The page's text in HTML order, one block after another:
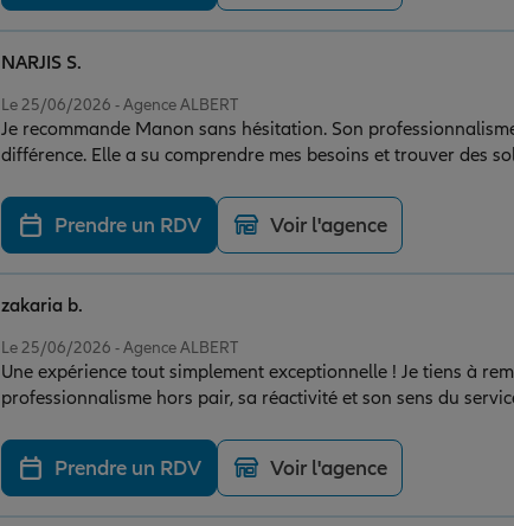
Le 25/06/2026 - Agence ALBERT
Je recommande Manon sans hésitation. Son
différence. Elle a su comprendre mes besoins et trouver des
NARJIS S.
Prendre un RDV Voir l'agence
Le 25/06/2026 - Agence ALBERT
Une expérience tout simplement exceptionnelle ! Je tiens à
professionnalisme hors pair, sa réactivité et son sens du
comme conseillère dans votre vie ! Je la recommande vivement.
zakaria b.
Prendre un RDV Voir l'agence